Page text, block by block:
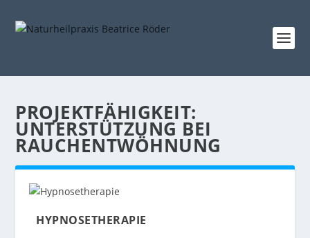
PROJEKTFÄHIGKEIT:
UNTERSTÜTZUNG BEI
RAUCHENTWÖHNUNG
HYPNOSETHERAPIE